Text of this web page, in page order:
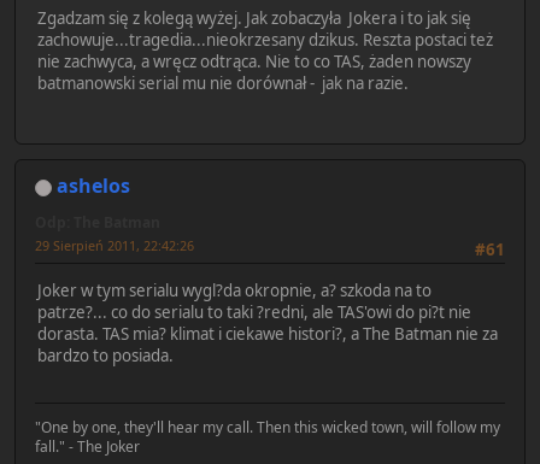
Zgadzam się z kolegą wyżej. Jak zobaczyła Jokera i to jak się
zachowuje...tragedia...nieokrzesany dzikus. Reszta postaci też
nie zachwyca, a wręcz odtrąca. Nie to co TAS, żaden nowszy
batmanowski serial mu nie dorównał - jak na razie.
ashelos
#61
29 Sierpień 2011, 22:42:26
Joker w tym serialu wygl?da okropnie, a? szkoda na to
patrze?... co do serialu to taki ?redni, ale TAS'owi do pi?t nie
dorasta. TAS mia? klimat i ciekawe histori?, a The Batman nie za
bardzo to posiada.
"One by one, they'll hear my call. Then this wicked town, will follow my
fall." - The Joker